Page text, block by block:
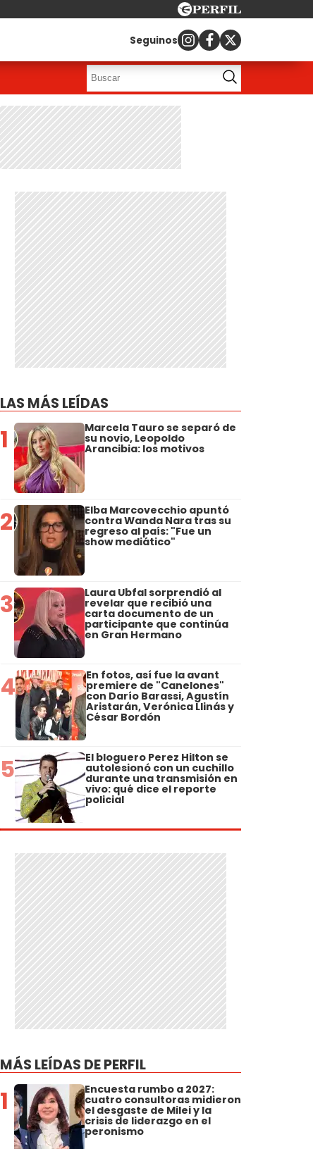
Seguinos
LAS MÁS LEÍDAS
1 Marcela Tauro se separó de
su novio, Leopoldo
Arancibia: los motivos
2 Elba Marcovecchio apuntó
contra Wanda Nara tras su
regreso al país: "Fue un
show mediático"
3 Laura Ubfal sorprendió al
revelar que recibió una
carta documento de un
participante que continúa
en Gran Hermano
4 En fotos, así fue la avant
premiere de "Canelones"
con Darío Barassi, Agustín
Aristarán, Verónica Llinás y
César Bordón
5 El bloguero Perez Hilton se
autolesionó con un cuchillo
durante una transmisión en
vivo: qué dice el reporte
policial
MÁS LEÍDAS DE PERFIL
1 Encuesta rumbo a 2027:
cuatro consultoras midieron
el desgaste de Milei y la
crisis de liderazgo en el
peronismo